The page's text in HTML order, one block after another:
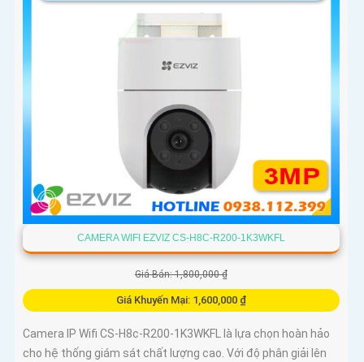
CAMERA WIFI EZVIZ CS-H8C-R200-1K3WKFL
Giá Bán: 1,800,000 ₫
Giá Khuyến Mại: 1,600,000 ₫
Camera IP Wifi CS-H8c-R200-1K3WKFL là lựa chọn hoàn hảo
cho hệ thống giám sát chất lượng cao. Với độ phân giải lên